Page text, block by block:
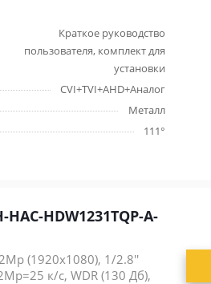
Краткое руководство
пользователя, комплект для
установки
CVI+TVI+AHD+Аналог
Металл
111°
HDW1231TQP-A-
(1920x1080), 1/2.8''
к/с, WDR (130 Дб),